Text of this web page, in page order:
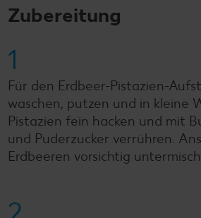
Zubereitung
1
Für den Erdbeer-Pistazien-
waschen, putzen und in kleine
Pistazien fein hacken und mit
und Puderzucker verrühren.
Erdbeeren vorsichtig